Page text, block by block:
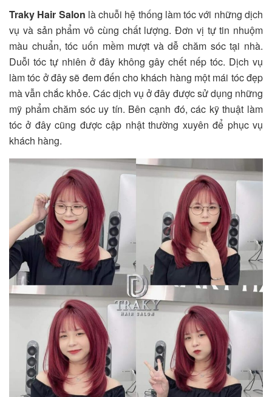
Traky Hair Salon là chuỗi hệ thống làm tóc với những dịch
vụ và sản phẩm vô cùng chất lượng. Đơn vị tự tin nhuộm
màu chuẩn, tóc uốn mềm mượt và dễ chăm sóc tại nhà.
Duỗi tóc tự nhiên ở đây không gây chết nếp tóc. Dịch vụ
làm tóc ở đây sẽ đem đến cho khách hàng một mái tóc đẹp
mà vẫn chắc khỏe. Các dịch vụ ở đây được sử dụng những
mỹ phẩm chăm sóc uy tín. Bên cạnh đó, các kỹ thuật làm
tóc ở đây cũng được cập nhật thường xuyên để phục vụ
khách hàng.